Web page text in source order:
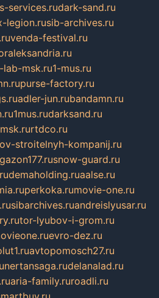
services.rudark-sand.ru
legion.rusib-archives.ru
venda-festival.ru
lab-msk.ru1-mus.ru
purse-factory.ru
adler-jun.rubandamn.ru
1mus.rudarksand.ru
rtdco.ru
stroitelnyh-kompanij.ru
snow-guard.ru
demaholding.ruaalse.ru
perkoka.rumovie-one.ru
sibarchives.ruandreislyusar.ru
tor-lyubov-i-grom.ru
evro-dez.ru
avtopomosch27.ru
nertansaga.rudelanalad.ru
aria-family.ruroadli.ru